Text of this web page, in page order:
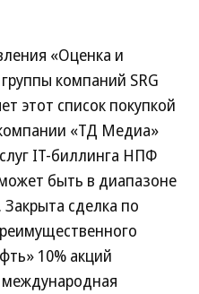
«Оценка и
компаний SRG
этот список покупкой
«ТД Медиа»
IT-биллинга НПФ
быть в диапазоне
сделка по
10% акций
международная